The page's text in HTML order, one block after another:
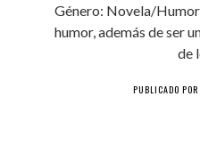
Género: Novela/
humor, además de ser
de
PUBLICADO POR